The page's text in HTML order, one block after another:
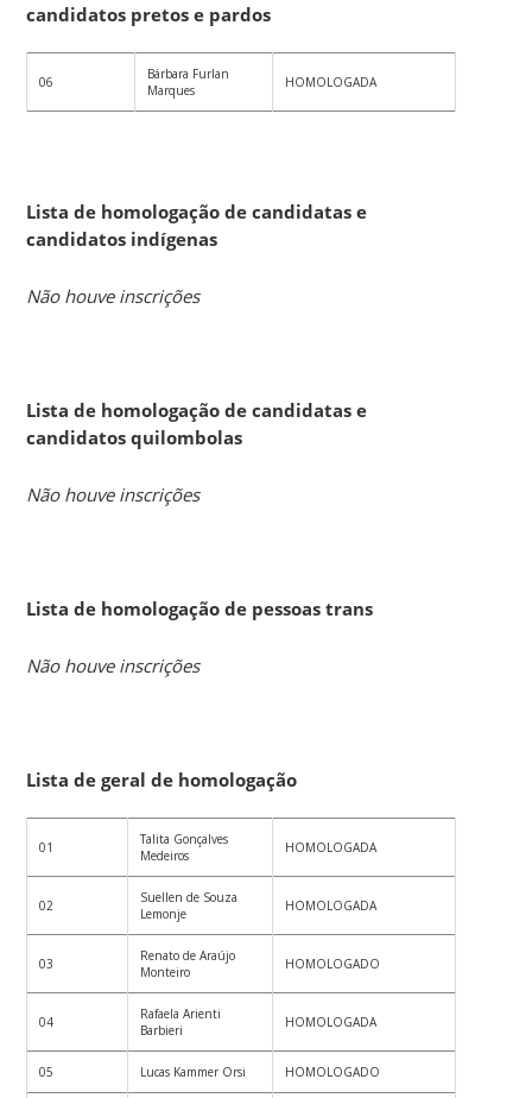
candidatos pretos e pardos
06
Bárbara Furlan
Marques
HOMOLOGADA
Lista de homologação de candidatas e
candidatos indígenas
Não houve inscrições
Lista de homologação de candidatas e
candidatos quilombolas
Não houve inscrições
Lista de homologação de pessoas trans
Não houve inscrições
Lista de geral de homologação
01
Talita Gonçalves
Medeiros
HOMOLOGADA
02
Suellen de Souza
Lemonje
HOMOLOGADA
03
Renato de Araújo
Monteiro
HOMOLOGADO
04
Rafaela Arienti
Barbieri
HOMOLOGADA
05 Lucas Kammer Orsi HOMOLOGADO